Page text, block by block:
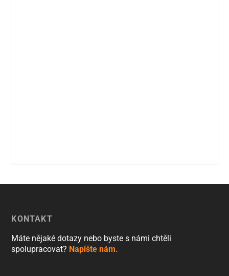
KONTAKT
Máte nějaké dotazy nebo byste s námi chtěli
spolupracovat? Napište nám.